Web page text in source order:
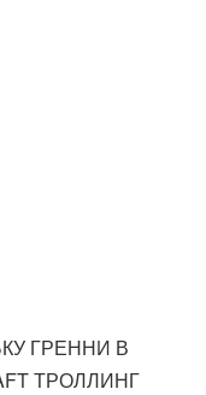
ГРЕННИ В
ТРОЛЛИНГ